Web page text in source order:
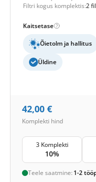
Filtri kogus komplektis:2
Kaitsetase
Õietolm ja hallitus
Üldine
42,00 €
Komplekti hind
3 Komplekti
10%
Teele saatmine: 1-2